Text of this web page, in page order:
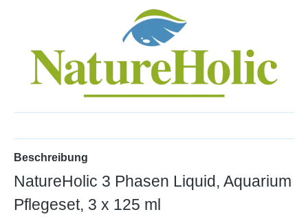
Beschreibung
NatureHolic 3 Phasen Liquid, Aquarium
Pflegeset, 3 x 125 ml